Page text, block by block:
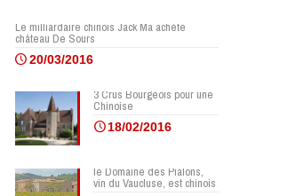
Le milliardaire chinois Jack Ma achète
château De Sours
20/03/2016
3 Crus Bourgeois pour une
Chinoise
18/02/2016
le Domaine des Pialons,
vin du Vaucluse, est chinois